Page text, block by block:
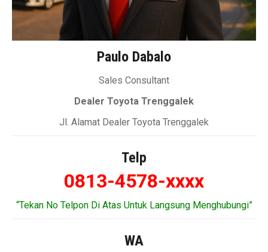
Paulo Dabalo
Sales Consultant
Dealer Toyota Trenggalek
Jl. Alamat Dealer Toyota Trenggalek
Telp
0813-4578-xxxx
“Tekan No Telpon Di Atas Untuk Langsung Menghubungi”
WA